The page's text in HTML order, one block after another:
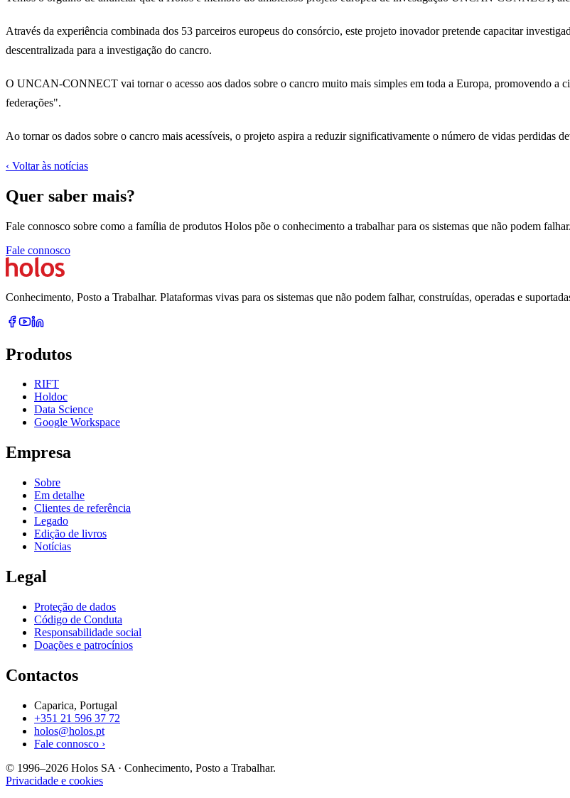
Através da experiência combinada dos 53 parceiros europeus do consórcio, este projeto inovador pretende capacitar
descentralizada para a investigação do cancro.
O UNCAN-CONNECT vai tornar o acesso aos dados sobre o cancro muito mais simples em toda a Europa, promovendo a
federações".
Ao tornar os dados sobre o cancro mais acessíveis, o projeto aspira a reduzir significativamente o número de vidas perdidas
‹ Voltar às notícias
Quer saber mais?
Fale connosco sobre como a família de produtos Holos põe o conhecimento a trabalhar para os sistemas que não podem falhar.
Fale connosco
Conhecimento, Posto a Trabalhar. Plataformas vivas para os sistemas que não podem falhar, construídas, operadas e
Produtos
RIFT
Holdoc
Data Science
Google Workspace
Empresa
Sobre
Em detalhe
Clientes de referência
Legado
Edição de livros
Notícias
Legal
Proteção de dados
Código de Conduta
Responsabilidade social
Doações e patrocínios
Contactos
Caparica, Portugal
+351 21 596 37 72
holos@holos.pt
Fale connosco ›
© 1996–2026 Holos SA · Conhecimento, Posto a Trabalhar.
Privacidade e cookies